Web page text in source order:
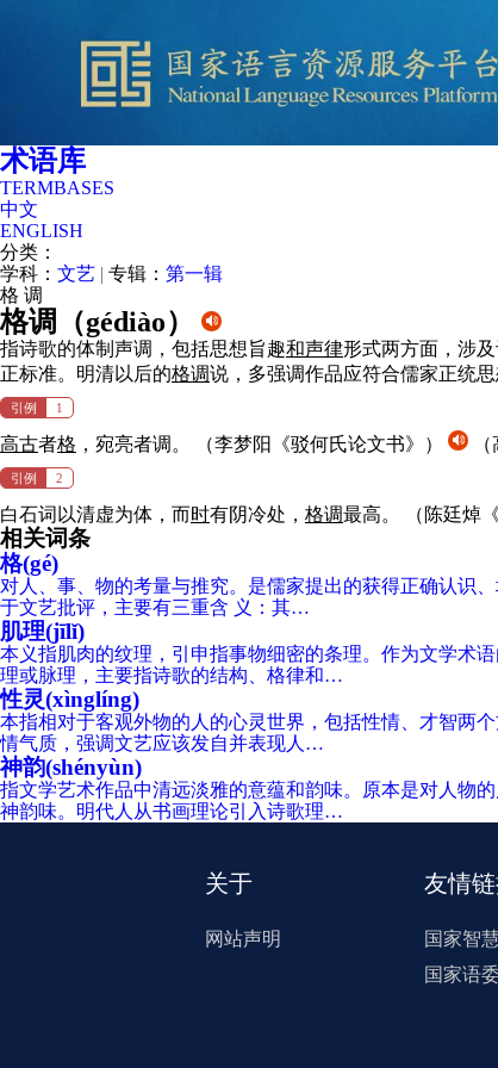
术语库
TERMBASES
中文
ENGLISH
分类：
学科： 文艺 | 专辑： 第一辑
格 调
格调（gédiào）
指诗歌的体制声调，包括思想旨趣和声律形式两方面，涉
正标准。明清以后的格调说，多强调作品应符合儒家正统
引例 1
高古者格 ，宛亮者调。 （李梦阳《驳何氏论文书》）
引例 2
白石词以清虚为体，而时有阴冷处， 格调最高。 （陈廷焯
相关词条
格(gé)
对人、事、物的考量与推究。是儒家提出的获得正确认识
于文艺批评，主要有三重含 义：其…
肌理(jīlǐ)
本义指肌肉的纹理，引申指事物细密的条理。作为文学术
理或脉理，主要指诗歌的结构、格律和…
性灵(xìnglíng)
本指相对于客观外物的人的心灵世界，包括性情、才智两
情气质，强调文艺应该发自并表现人…
神韵(shényùn)
指文学艺术作品中清远淡雅的意蕴和韵味。原本是对人物
神韵味。明代人从书画理论引入诗歌理…
关于
网站声明
友情
国家智
国家语